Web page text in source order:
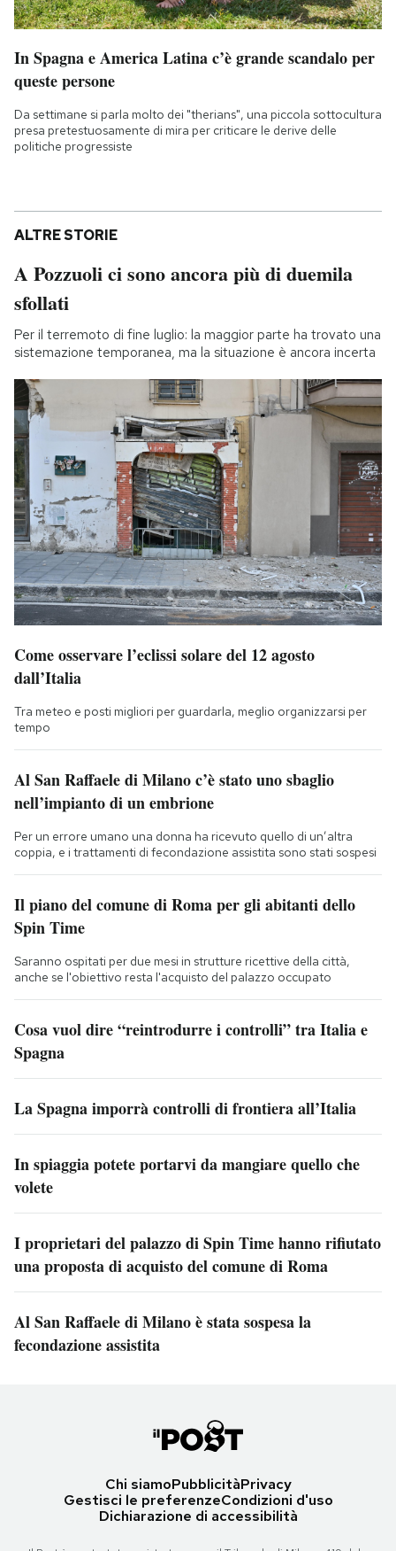
In Spagna e America Latina c’è grande scandalo per
queste persone
Da settimane si parla molto dei "therians", una piccola sottocultura
presa pretestuosamente di mira per criticare le derive delle
politiche progressiste
ALTRE STORIE
A Pozzuoli ci sono ancora più di duemila
sfollati
Per il terremoto di fine luglio: la maggior parte ha trovato una
sistemazione temporanea, ma la situazione è ancora incerta
Come osservare l’eclissi solare del 12 agosto
dall’Italia
Tra meteo e posti migliori per guardarla, meglio organizzarsi per
tempo
Al San Raffaele di Milano c’è stato uno sbaglio
nell’impianto di un embrione
Per un errore umano una donna ha ricevuto quello di un’altra
coppia, e i trattamenti di fecondazione assistita sono stati sospesi
Il piano del comune di Roma per gli abitanti dello
Spin Time
Saranno ospitati per due mesi in strutture ricettive della città,
anche se l'obiettivo resta l'acquisto del palazzo occupato
Cosa vuol dire “reintrodurre i controlli” tra Italia e
Spagna
La Spagna imporrà controlli di frontiera all’Italia
In spiaggia potete portarvi da mangiare quello che
volete
I proprietari del palazzo di Spin Time hanno rifiutato
una proposta di acquisto del comune di Roma
Al San Raffaele di Milano è stata sospesa la
fecondazione assistita
Chi siamoPubblicitàPrivacy
Gestisci le preferenzeCondizioni d'uso
Dichiarazione di accessibilità